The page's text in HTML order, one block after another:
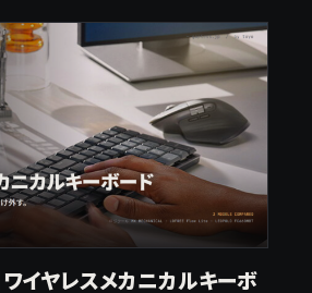
ワイヤレスメカニカルキーボ